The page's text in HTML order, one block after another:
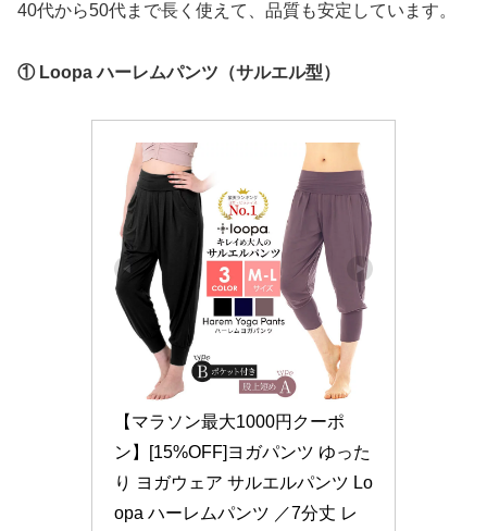
40代から50代まで長く使えて、品質も安定しています。
① Loopa ハーレムパンツ（サルエル型）
【マラソン最大1000円クーポ
ン】[15%OFF]ヨガパンツ ゆった
り ヨガウェア サルエルパンツ Lo
opa ハーレムパンツ ／7分丈 レ